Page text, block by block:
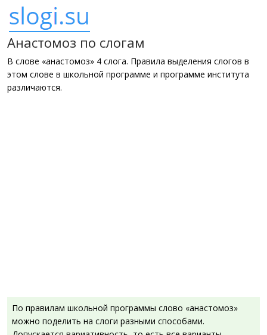
Анастомоз по слогам
В слове «анастомоз» 4 слога. Правила выделения слогов в
этом слове в школьной программе и программе института
различаются.
По правилам школьной программы слово «анастомоз»
можно поделить на слоги разными способами.